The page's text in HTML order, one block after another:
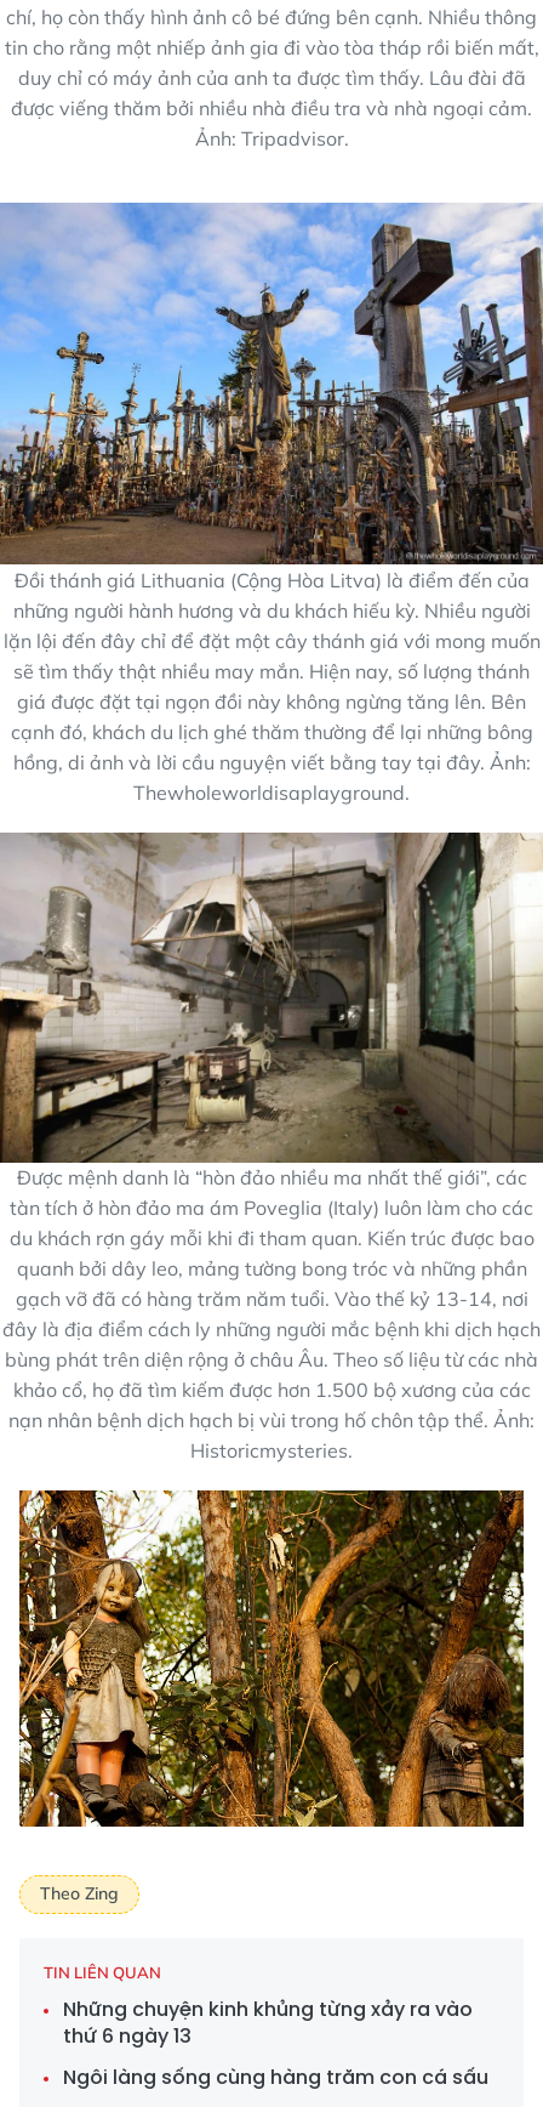
chí, họ còn thấy hình ảnh cô bé đứng bên cạnh. Nhiều thông
tin cho rằng một nhiếp ảnh gia đi vào tòa tháp rồi biến mất,
duy chỉ có máy ảnh của anh ta được tìm thấy. Lâu đài đã
được viếng thăm bởi nhiều nhà điều tra và nhà ngoại cảm.
Ảnh: Tripadvisor.
Đồi thánh giá Lithuania (Cộng Hòa Litva) là điểm đến của
những người hành hương và du khách hiếu kỳ. Nhiều người
lặn lội đến đây chỉ để đặt một cây thánh giá với mong muốn
sẽ tìm thấy thật nhiều may mắn. Hiện nay, số lượng thánh
giá được đặt tại ngọn đồi này không ngừng tăng lên. Bên
cạnh đó, khách du lịch ghé thăm thường để lại những bông
hồng, di ảnh và lời cầu nguyện viết bằng tay tại đây. Ảnh:
Thewholeworldisaplayground.
Được mệnh danh là “hòn đảo nhiều ma nhất thế giới”, các
tàn tích ở hòn đảo ma ám Poveglia (Italy) luôn làm cho các
du khách rợn gáy mỗi khi đi tham quan. Kiến trúc được bao
quanh bởi dây leo, mảng tường bong tróc và những phần
gạch vỡ đã có hàng trăm năm tuổi. Vào thế kỷ 13-14, nơi
đây là địa điểm cách ly những người mắc bệnh khi dịch hạch
bùng phát trên diện rộng ở châu Âu. Theo số liệu từ các nhà
khảo cổ, họ đã tìm kiếm được hơn 1.500 bộ xương của các
nạn nhân bệnh dịch hạch bị vùi trong hố chôn tập thể. Ảnh:
Historicmysteries.
Theo Zing
TIN LIÊN QUAN
Những chuyện kinh khủng từng xảy ra vào
thứ 6 ngày 13
Ngôi làng sống cùng hàng trăm con cá sấu